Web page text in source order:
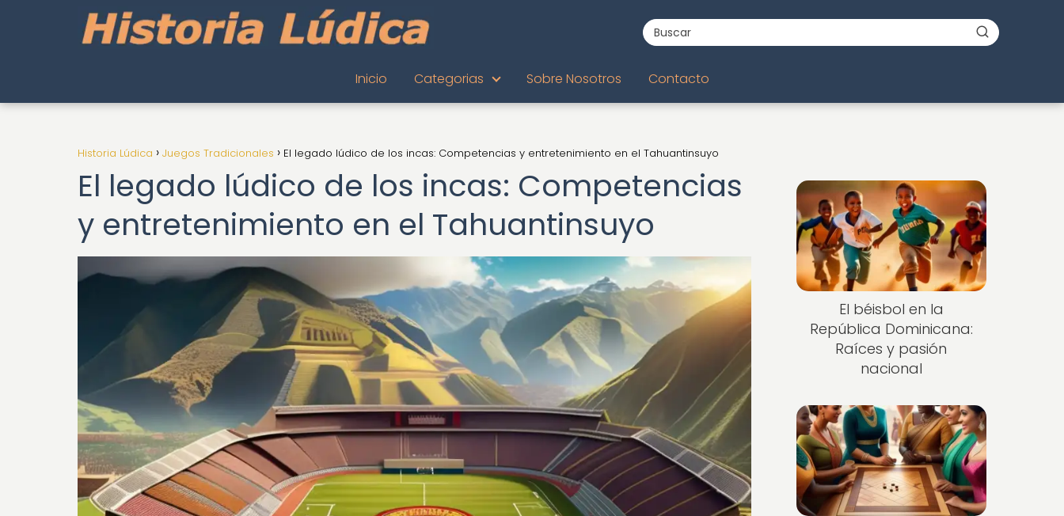
Inicio Categorias Sobre Nosotros Contacto
Historia Lúdica Juegos Tradicionales El legado lúdico de los incas: Competencias y entretenimiento en el Tahuantinsuyo
El legado lúdico de los incas: Competencias
y entretenimiento en el Tahuantinsuyo
El béisbol en la
República Dominicana:
Raíces y pasión
nacional